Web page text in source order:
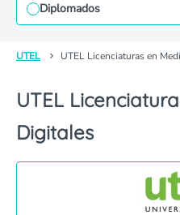
Diplomados
UTEL UTEL Licenciaturas en
UTEL
Digitales